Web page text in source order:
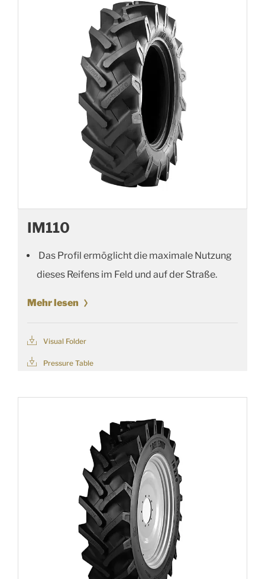
IM110
Das Profil ermöglicht die maximale Nutzung
dieses Reifens im Feld und auf der Straße.
Mehr lesen
Visual Folder
Pressure Table